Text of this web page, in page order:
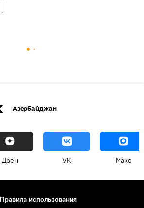
Азербайджан
Дзен VK Макс
Правила использования